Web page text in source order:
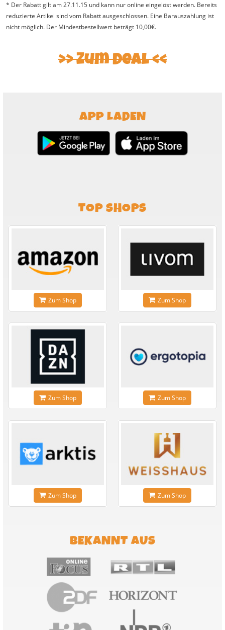
* Der Rabatt gilt am 27.11.15 und kann nur online eingelöst werden. Bereits
reduzierte Artikel sind vom Rabatt ausgeschlossen. Eine Barauszahlung ist
nicht möglich. Der Mindestbestellwert beträgt 10,00€.
>> Zum Deal <<
APP LADEN
TOP SHOPS
Zum Shop Zum Shop
Zum Shop Zum Shop
Zum Shop Zum Shop
BEKANNT AUS